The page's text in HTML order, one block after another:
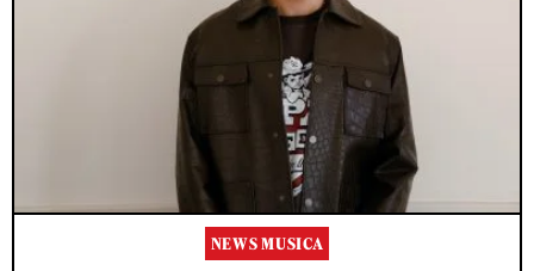
NEWS MUSICA